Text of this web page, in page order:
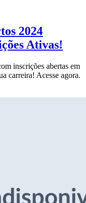
2024
Ativas!
inscrições abertas em
carreira! Acesse agora.